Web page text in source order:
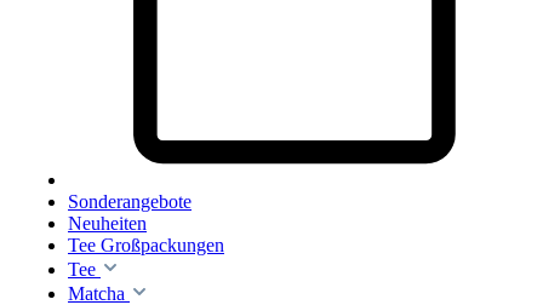
Sonderangebote
Neuheiten
Tee Großpackungen
Tee
Matcha